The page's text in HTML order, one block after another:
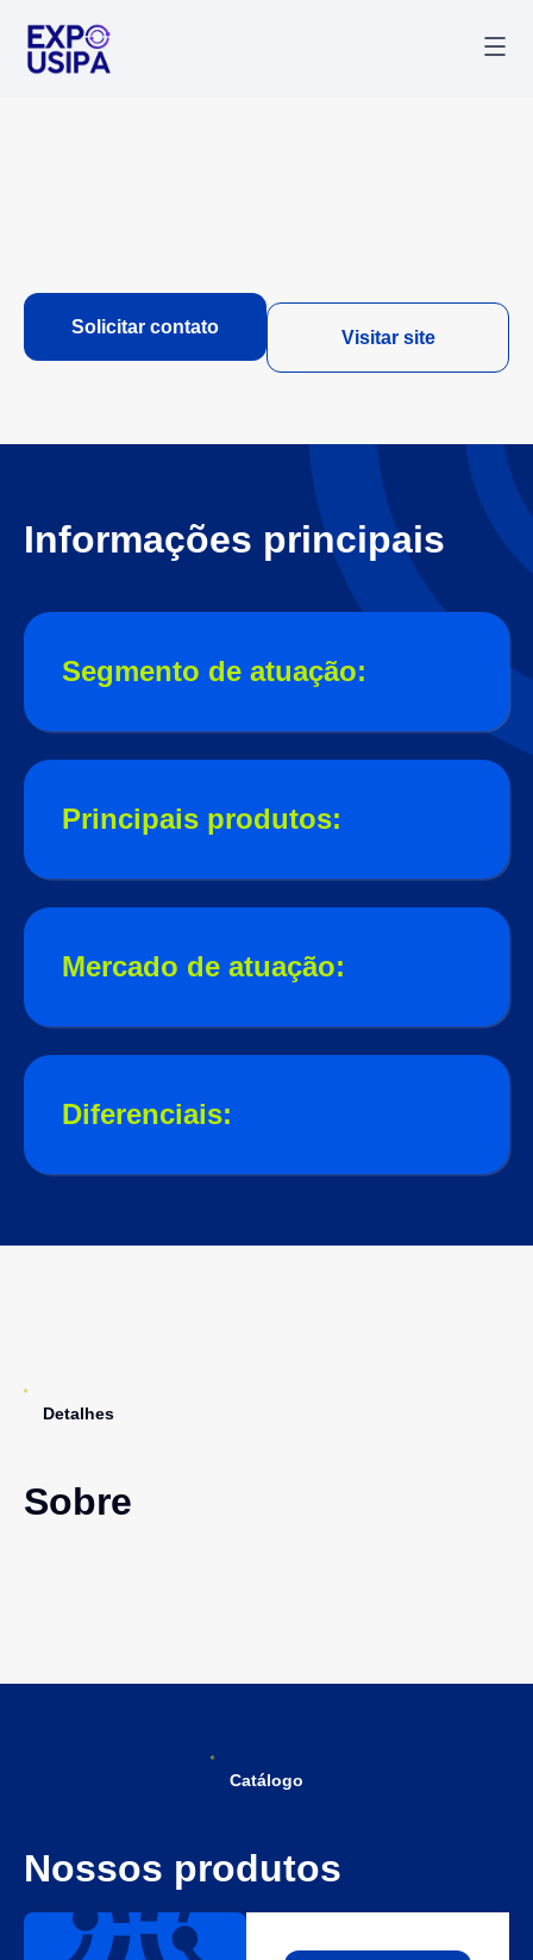
Solicitar contato
Visitar site
Informações principais
Segmento de atuação:
Principais produtos:
Mercado de atuação:
Diferenciais:
Detalhes
Sobre
Catálogo
Nossos produtos